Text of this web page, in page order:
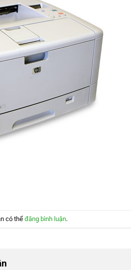
có thể đăng bình luận.